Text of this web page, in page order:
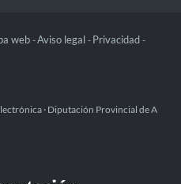
web -Aviso legal - Privacidad -
· Diputación Provincial de A